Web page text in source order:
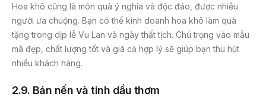
Hoa khô cũng là món quà ý nghĩa và độc đáo, được nhiều
người ưa chuộng. Bạn có thể kinh doanh hoa khô làm quà
tặng trong dịp lễ Vu Lan và ngày thất tịch. Chú trọng vào mẫu
mã đẹp, chất lượng tốt và giá cả hợp lý sẽ giúp bạn thu hút
nhiều khách hàng.
2.9. Bán nến và tinh dầu thơm